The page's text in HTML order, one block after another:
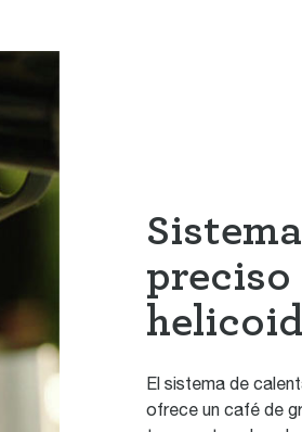
preciso
El sistema de
ofrece un café de